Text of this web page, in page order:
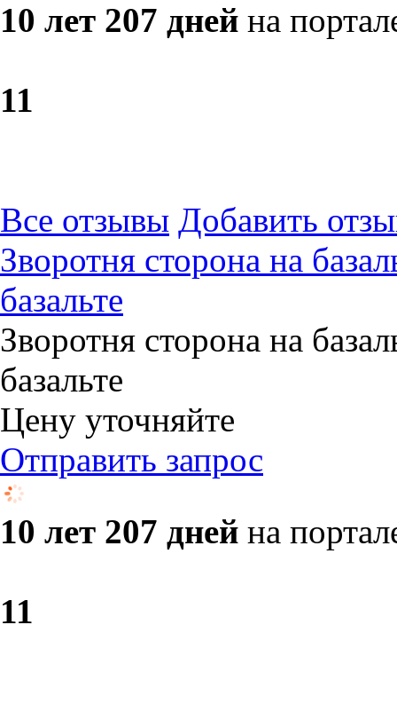
10 лет 207 дней на
11
Все отзывы Добавить
Зворотня сторона на
базальте
Зворотня сторона на
базальте
Цену уточняйте
Отправить запрос
10 лет 207 дней на
11